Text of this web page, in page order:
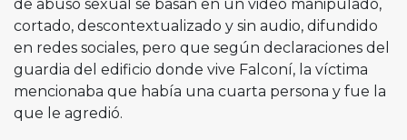
de abuso sexual se basan en un video manipulado,
cortado, descontextualizado y sin audio, difundido
en redes sociales, pero que según declaraciones del
guardia del edificio donde vive Falconí, la víctima
mencionaba que había una cuarta persona y fue la
que le agredió.